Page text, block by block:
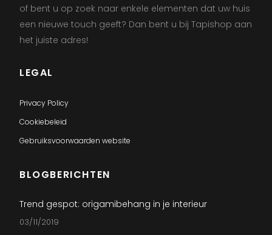
of bent u op zoek naar enkele elementen dat uw huis
een nieuwe touch geeft? Dan bent u bij Tapishop aan
het juiste adres!
LEGAL
Privacy Policy
Cookiebeleid
Gebruiksvoorwaarden website
BLOGBERICHTEN
Trend gespot: origamibehang in je interieur
03/11/2019